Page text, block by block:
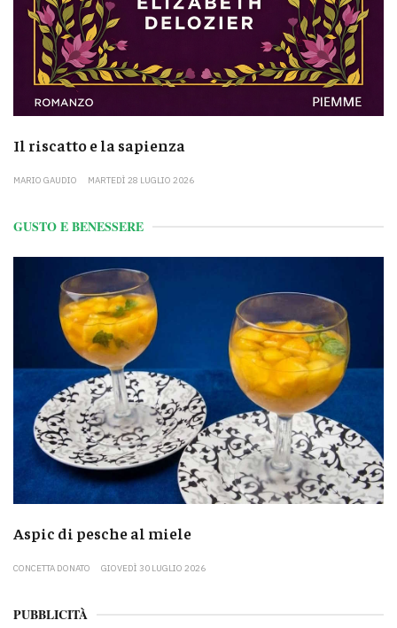
Il riscatto e la sapienza
MARIO GAUDIO MARTEDÌ 28 LUGLIO 2026
GUSTO E BENESSERE
Aspic di pesche al miele
CONCETTA DONATO GIOVEDÌ 30 LUGLIO 2026
PUBBLICITÀ